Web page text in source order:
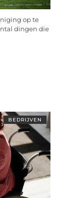
op te
dingen die
BEDRIJVEN